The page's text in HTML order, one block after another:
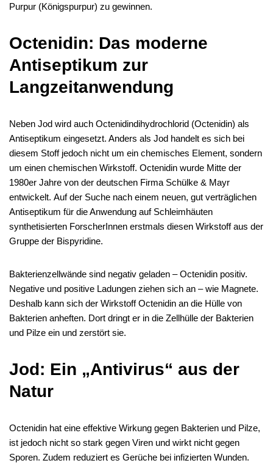
Purpur (Königspurpur) zu gewinnen.
Octenidin: Das moderne
Antiseptikum zur
Langzeitanwendung
Neben Jod wird auch Octenidindihydrochlorid (Octenidin) als
Antiseptikum eingesetzt. Anders als Jod handelt es sich bei
diesem Stoff jedoch nicht um ein chemisches Element, sondern
um einen chemischen Wirkstoff. Octenidin wurde Mitte der
1980er Jahre von der deutschen Firma Schülke & Mayr
entwickelt. Auf der Suche nach einem neuen, gut verträglichen
Antiseptikum für die Anwendung auf Schleimhäuten
synthetisierten ForscherInnen erstmals diesen Wirkstoff aus der
Gruppe der Bispyridine.
Bakterienzellwände sind negativ geladen – Octenidin positiv.
Negative und positive Ladungen ziehen sich an – wie Magnete.
Deshalb kann sich der Wirkstoff Octenidin an die Hülle von
Bakterien anheften. Dort dringt er in die Zellhülle der Bakterien
und Pilze ein und zerstört sie.
Jod: Ein „Antivirus“ aus der
Natur
Octenidin hat eine effektive Wirkung gegen Bakterien und Pilze,
ist jedoch nicht so stark gegen Viren und wirkt nicht gegen
Sporen. Zudem reduziert es Gerüche bei infizierten Wunden.